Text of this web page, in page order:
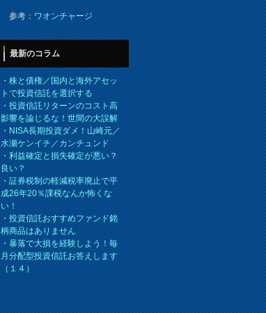
参考：ワオンチャージ
最新のコラム
・株と債権／国内と海外アセッ
トで投資信託を選択する
・投資信託リターンのコスト高
影響を論じるな！世間の大誤解
・NISA長期投資ダメ！山崎元／
水瀬ケンイチ／カンチュンド
・利益確定と損失確定が悪い？
良い？
・証券税制の軽減税率廃止で平
成26年20％課税なんか怖くな
い！
・投資信託おすすめファンド銘
柄商品はありません
・暴落で大損を経験しよう！毎
月分配型投資信託お答えします
（１４）